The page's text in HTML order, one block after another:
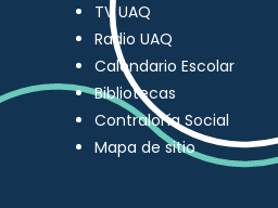
TV UAQ
Radio UAQ
Calendario Escolar
Bibliotecas
Contraloría Social
Mapa de sitio